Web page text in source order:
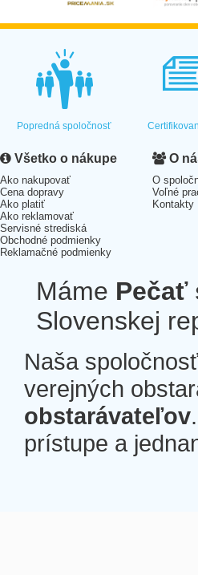
Popredná spoločnosť
Všetko o nákupe
Ako nakupovať
Cena dopravy
Ako platiť
Ako reklamovať
Servisné strediská
Obchodné podmienky
Reklamačné podmienky
O
O
Voľné
Kontakty
Máme Pečať
Slovenskej
Naša
verejných
obstarávateľov
prístupe a